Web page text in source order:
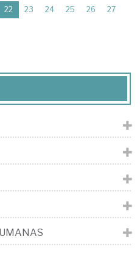
22 (current)
23 24 25 26
27